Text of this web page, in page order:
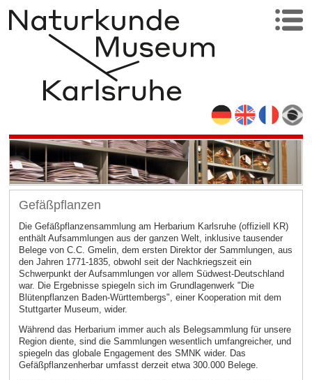
Gefäßpflanzen
Die Gefäßpflanzensammlung am Herbarium Karlsruhe (offiziell KR)
enthält Aufsammlungen aus der ganzen Welt, inklusive tausender
Belege von C.C. Gmelin, dem ersten Direktor der Sammlungen, aus
den Jahren 1771-1835, obwohl seit der Nachkriegszeit ein
Schwerpunkt der Aufsammlungen vor allem Südwest-Deutschland
war. Die Ergebnisse spiegeln sich im Grundlagenwerk "Die
Blütenpflanzen Baden-Württembergs", einer Kooperation mit dem
Stuttgarter Museum, wider.
Während das Herbarium immer auch als Belegsammlung für unsere
Region diente, sind die Sammlungen wesentlich umfangreicher, und
spiegeln das globale Engagement des SMNK wider. Das
Gefäßpflanzenherbar umfasst derzeit etwa 300.000 Belege.